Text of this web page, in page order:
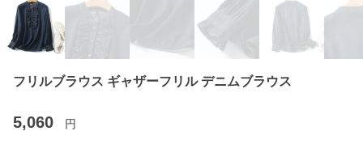
フリルブラウス ギャザーフリル デニムブラウス
5,060 円